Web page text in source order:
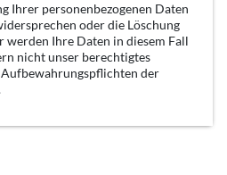
Ihrer personenbezogenen Daten
oder die Löschung
werden Ihre Daten in diesem Fall
nicht unser berechtigtes
der